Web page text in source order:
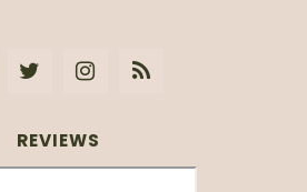
REVIEWS